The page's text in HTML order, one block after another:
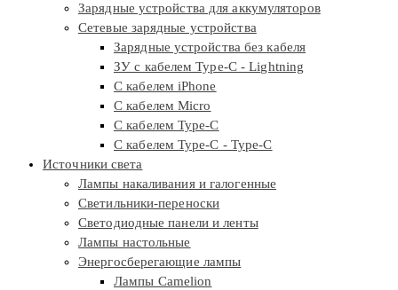
Зарядные устройства для аккумуляторов
Сетевые зарядные устройства
Зарядные устройства без кабеля
ЗУ с кабелем Type-C - Lightning
С кабелем iPhone
С кабелем Micro
С кабелем Type-C
С кабелем Type-C - Type-C
Источники света
Лампы накаливания и галогенные
Светильники-переноски
Светодиодные панели и ленты
Лампы настольные
Энергосберегающие лампы
Лампы Camelion